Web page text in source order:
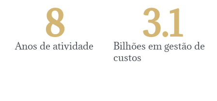
Anos de atividade
8
Bilhões em gestão de
custos
3.1